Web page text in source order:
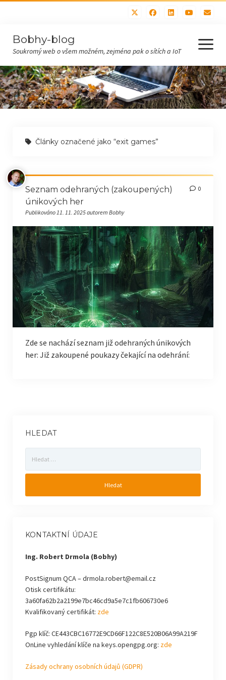
Bobhy-blog
Soukromý web o všem možném, zejména pak o sítích a IoT
otevřít
menu
Domů
Všechny příspěvky
IoT
Polévky
Maso
Sladké recepty
Pečivo
Ostatní
Projekt Mete-IoT
Přehled (Drnovice 771)
Servisní data senzorů
Přehled (Roštín 78)
Články označené jako “exit games”
Seznam odehraných (zakoupených)
únikových her
Publikováno 11. 11. 2025 autorem Bobhy
0
Zde se nachází seznam již odehraných únikových
her: Již zakoupené poukazy čekající na odehrání:
HLEDAT
KONTAKTNÍ ÚDAJE
Ing. Robert Drmola (Bobhy)
PostSignum QCA – drmola.robert@email.cz
Otisk certifikátu:
3a60fa62b2a2199e7bc46cd9a5e7c1fb606730e6
Kvalifikovaný certifikát: zde
Pgp klíč: CE443CBC16772E9CD66F122C8E520B06A99A219F
OnLine vyhledání klíče na keys.opengpg.org: zde
Zásady ochrany osobních údajů (GDPR)